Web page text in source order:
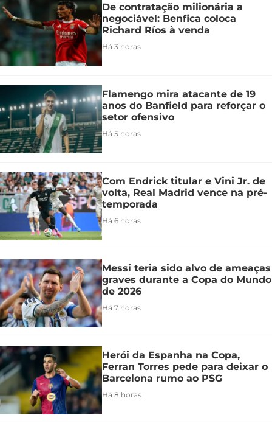
De contratação milionária a
negociável: Benfica coloca
Richard Ríos à venda
Há 3 horas
Flamengo mira atacante de 19
anos do Banfield para reforçar o
setor ofensivo
Há 5 horas
Com Endrick titular e Vini Jr. de
volta, Real Madrid vence na pré-
temporada
Há 6 horas
Messi teria sido alvo de ameaças
graves durante a Copa do Mundo
de 2026
Há 7 horas
Herói da Espanha na Copa,
Ferran Torres pede para deixar o
Barcelona rumo ao PSG
Há 8 horas